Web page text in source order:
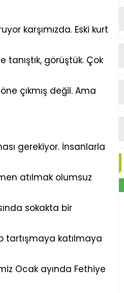
karşımızda. Eski kurt
görüştük. Çok
çıkmış değil. Ama
gerekiyor. İnsanlarla
atılmak olumsuz
sokakta bir
tartışmaya katılmaya
Ocak ayında Fethiye